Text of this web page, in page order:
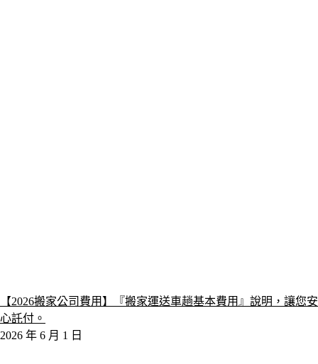
【2026搬家公司費用】『搬家運送車趟基本費用』說明，讓您安
心託付。
2026 年 6 月 1 日